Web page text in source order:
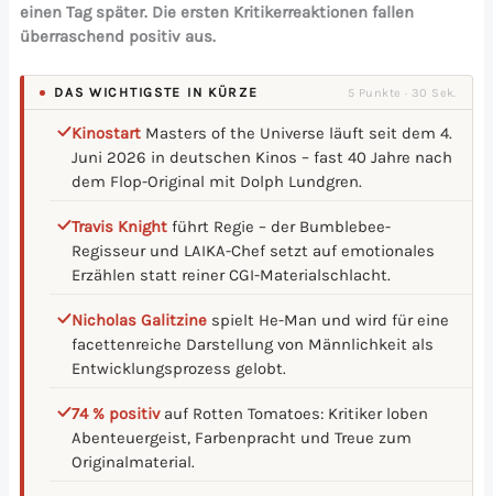
einen Tag später. Die ersten Kritikerreaktionen fallen
überraschend positiv aus.
DAS WICHTIGSTE IN KÜRZE 5 Punkte · 30 Sek.
Kinostart Masters of the Universe läuft seit dem 4.
Juni 2026 in deutschen Kinos – fast 40 Jahre nach
dem Flop-Original mit Dolph Lundgren.
Travis Knight führt Regie – der Bumblebee-
Regisseur und LAIKA-Chef setzt auf emotionales
Erzählen statt reiner CGI-Materialschlacht.
Nicholas Galitzine spielt He-Man und wird für eine
facettenreiche Darstellung von Männlichkeit als
Entwicklungsprozess gelobt.
74 % positivauf Rotten Tomatoes: Kritiker loben
Abenteuergeist, Farbenpracht und Treue zum
Originalmaterial.